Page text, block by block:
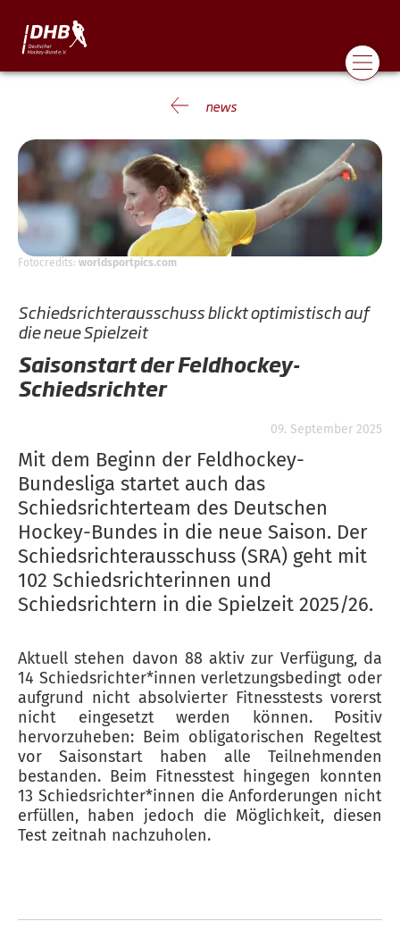
news
Fotocredits: worldsportpics.com
Schiedsrichterausschuss blickt optimistisch auf
die neue Spielzeit
Saisonstart der Feldhockey-
Schiedsrichter
09. September 2025
Mit dem Beginn der Feldhockey-
Bundesliga startet auch das
Schiedsrichterteam des Deutschen
Hockey-Bundes in die neue Saison. Der
Schiedsrichterausschuss (SRA) geht mit
102 Schiedsrichterinnen und
Schiedsrichtern in die Spielzeit 2025/26.
Aktuell stehen davon 88 aktiv zur Verfügung, da
14 Schiedsrichter*innen verletzungsbedingt oder
aufgrund nicht absolvierter Fitnesstests vorerst
nicht eingesetzt werden können. Positiv
hervorzuheben: Beim obligatorischen Regeltest
vor Saisonstart haben alle Teilnehmenden
bestanden. Beim Fitnesstest hingegen konnten
13 Schiedsrichter*innen die Anforderungen nicht
erfüllen, haben jedoch die Möglichkeit, diesen
Test zeitnah nachzuholen.